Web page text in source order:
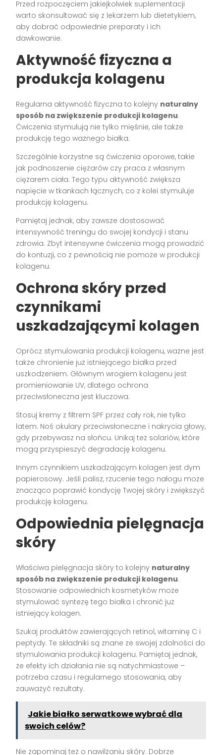
Przed rozpoczęciem jakiejkolwiek suplementacji
warto skonsultować się z lekarzem lub dietetykiem,
aby dobrać odpowiednie preparaty i ich
dawkowanie.
Aktywność fizyczna a
produkcja kolagenu
Regularna aktywność fizyczna to kolejny naturalny
sposób na zwiększenie produkcji kolagenu.
Ćwiczenia stymulują nie tylko mięśnie, ale także
produkcję tego ważnego białka.
Szczególnie korzystne są ćwiczenia oporowe, takie
jak podnoszenie ciężarów czy praca z własnym
ciężarem ciała. Tego typu aktywność zwiększa
napięcie w tkankach łącznych, co z kolei stymuluje
produkcję kolagenu.
Pamiętaj jednak, aby zawsze dostosować
intensywność treningu do swojej kondycji i stanu
zdrowia. Zbyt intensywne ćwiczenia mogą prowadzić
do kontuzji, co z pewnością nie pomoże w produkcji
kolagenu.
Ochrona skóry przed
czynnikami
uszkadzającymi kolagen
Oprócz stymulowania produkcji kolagenu, ważne jest
także chronienie już istniejącego białka przed
uszkodzeniem. Głównym wrogiem kolagenu jest
promieniowanie UV, dlatego ochrona
przeciwsłoneczna jest kluczowa.
Stosuj kremy z filtrem SPF przez cały rok, nie tylko
latem. Noś okulary przeciwsłoneczne i nakrycia głowy,
gdy przebywasz na słońcu. Unikaj też solariów, które
mogą przyspieszyć degradację kolagenu.
Innym czynnikiem uszkadzającym kolagen jest dym
papierosowy. Jeśli palisz, rzucenie tego nałogu może
znacząco poprawić kondycję Twojej skóry i zwiększyć
produkcję kolagenu.
Odpowiednia pielęgnacja
skóry
Właściwa pielęgnacja skóry to kolejny naturalny
sposób na zwiększenie produkcji kolagenu.
Stosowanie odpowiednich kosmetyków może
stymulować syntezę tego białka i chronić już
istniejący kolagen.
Szukaj produktów zawierających retinol, witaminę C i
peptydy. Te składniki są znane ze swojej zdolności do
stymulowania produkcji kolagenu. Pamiętaj jednak,
że efekty ich działania nie są natychmiastowe –
potrzeba czasu i regularnego stosowania, aby
zauważyć rezultaty.
Jakie białko serwatkowe wybrać dla
swoich celów?
Nie zapominaj też o nawilżaniu skóry. Dobrze